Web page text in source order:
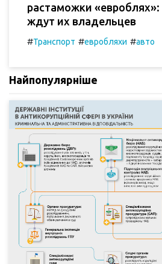
растаможки
ждут их владельцев
#Транспорт #евробляхи #авто
Найпопулярніше